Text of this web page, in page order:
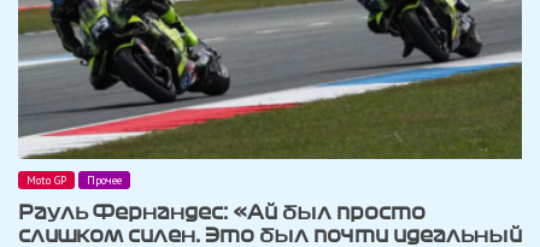
Moto GP Прочее
Рауль Фернандес: «Ай был просто
слишком силен. Это был почти идеальный